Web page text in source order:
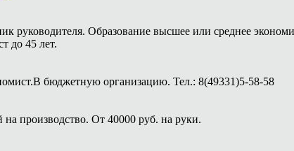
руководителя. Образование высшее или среднее
до 45 лет.
бюджетную организацию. Тел.: 8(49331)5-58-58
на производство. От 40000 руб. на руки.